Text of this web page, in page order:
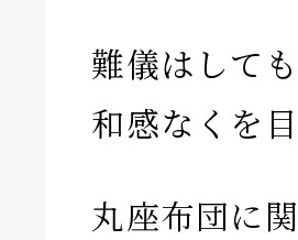
難儀はして
和感なくを
丸座布団に